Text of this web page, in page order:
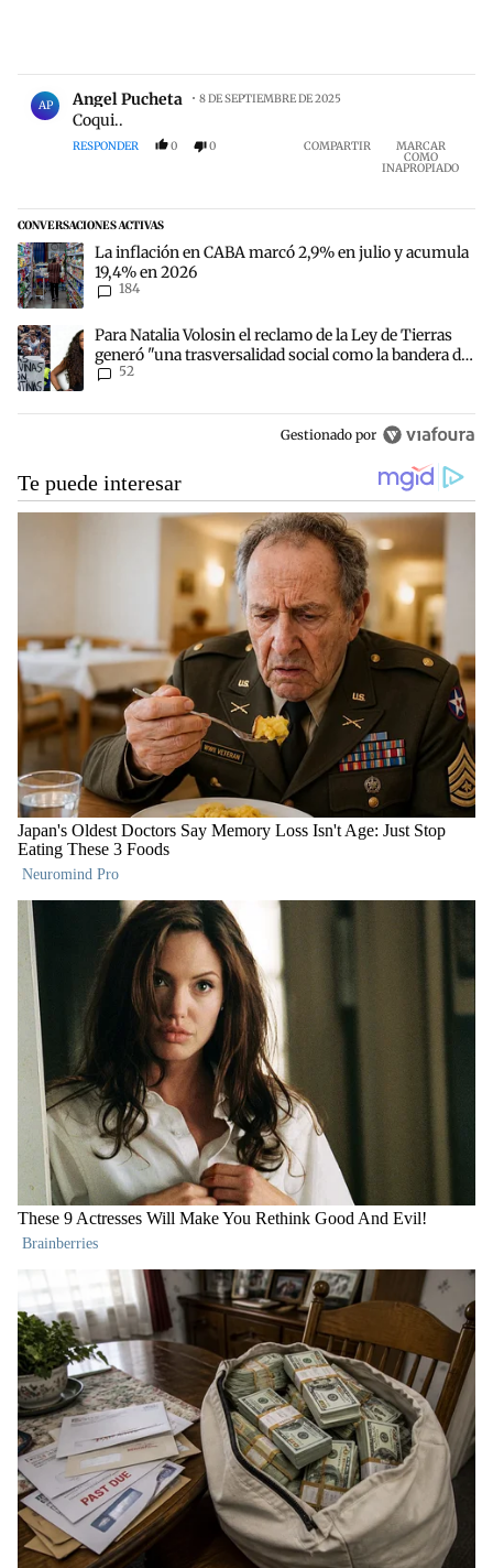
Comentario de Angel Pucheta.
AP Angel Pucheta 8 DE SEPTIEMBRE DE 2025
Coqui..
RESPONDER 0 0 COMPARTIR MARCAR
COMO
INAPROPIADO
CONVERSACIONES ACTIVAS
Este listado muestra los artículos con más comentarios en los
Un artículo de tendencia con el título "La inflación en CABA
La inflación en CABA marcó 2,9% en julio y acumula
19,4% en 2026
184
Un artículo de tendencia con el título "Para Natalia Volosin el
Para Natalia Volosin el reclamo de la Ley de Tierras
generó "una trasversalidad social como la bandera de
Malvinas"
52
Gestionado por